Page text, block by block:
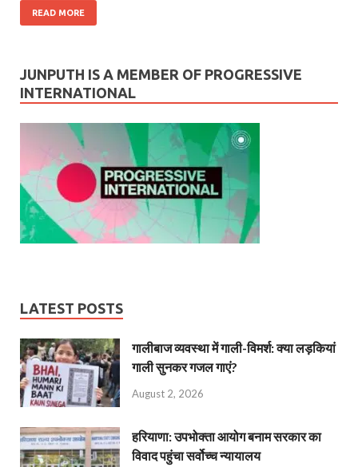
READ MORE
JUNPUTH IS A MEMBER OF PROGRESSIVE
INTERNATIONAL
LATEST POSTS
गालीबाज व्‍यवस्‍था में गाली-विमर्श: क्या लड़कियां
गाली सुनकर गजल गाएं?
August 2, 2026
हरियाणा: उपभोक्ता आयोग बनाम सरकार का
विवाद पहुंचा सर्वोच्च न्यायालय